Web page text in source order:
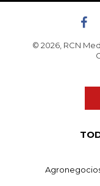
© 2026, RCN